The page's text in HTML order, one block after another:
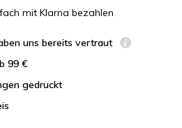
mit Klarna bezahlen
uns bereits vertraut
99 €
gedruckt